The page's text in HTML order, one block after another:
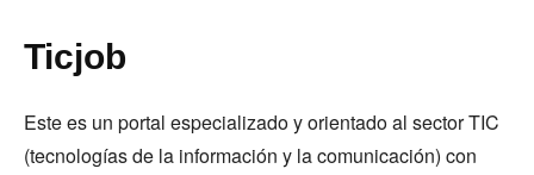
Ticjob
Este es un portal especializado y orientado al sector TIC
(tecnologías de la información y la comunicación) con